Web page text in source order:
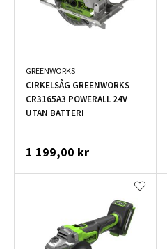
GREENWORKS
CIRKELSÅG GREENWORKS
CR3165A3 POWERALL 24V
UTAN BATTERI
1 199,00 kr